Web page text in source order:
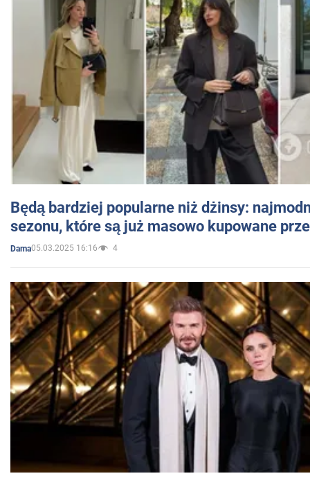
Będą bardziej popularne niż dżinsy:
sezonu, które są już masowo kupowane
Dama05.03.2025 16:16 4